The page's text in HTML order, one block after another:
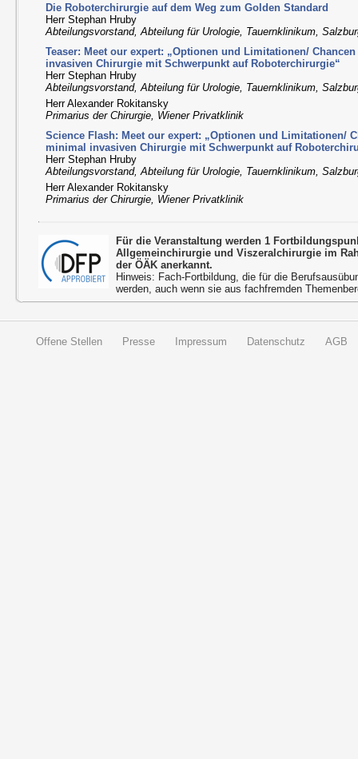
Die Roboterchirurgie auf dem Weg zum Golden Standard
Herr Stephan Hruby
Abteilungsvorstand, Abteilung für Urologie, Tauernklinikum,
Teaser: Meet our expert: „Optionen und Limitationen/
invasiven Chirurgie mit Schwerpunkt auf Roboterchirurgie“
Herr Stephan Hruby
Abteilungsvorstand, Abteilung für Urologie, Tauernklinikum,
Herr Alexander Rokitansky
Primarius der Chirurgie, Wiener Privatklinik
Science Flash: Meet our expert: „Optionen und Limitationen/
minimal invasiven Chirurgie mit Schwerpunkt auf
Herr Stephan Hruby
Abteilungsvorstand, Abteilung für Urologie, Tauernklinikum,
Herr Alexander Rokitansky
Primarius der Chirurgie, Wiener Privatklinik
Für die Veranstaltung werden 1
Allgemeinchirurgie und Viszeralchirurgie im
der ÖÄK anerkannt.
Hinweis: Fach-Fortbildung, die für die
werden, auch wenn sie aus fachfremden
Offene Stellen Presse Impressum Datenschutz AGB